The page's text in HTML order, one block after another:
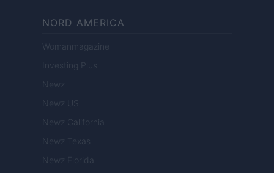
NORD AMERICA
Womanmagazine
Investing Plus
Newz
Newz US
Newz California
Newz Texas
Newz Florida